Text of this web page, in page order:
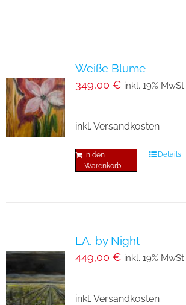
Weiße Blume
349,00 € inkl. 19% MwSt.
inkl. Versandkosten
In den
Warenkorb
Details
LA. by Night
449,00 € inkl. 19% MwSt.
inkl. Versandkosten